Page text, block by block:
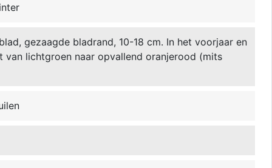
gezaagde bladrand, 10-18 cm. In het voorjaar en
van lichtgroen naar opvallend oranjerood (mits